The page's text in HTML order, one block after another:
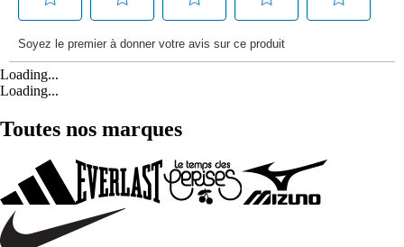
Loading...
Loading...
Toutes nos marques